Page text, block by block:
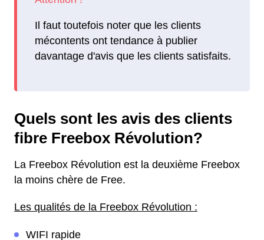
Il faut toutefois noter que les clients
mécontents ont tendance à publier
davantage d'avis que les clients satisfaits.
Quels sont les avis des clients
fibre Freebox Révolution?
La Freebox Révolution est la deuxième Freebox
la moins chère de Free.
Les qualités de la Freebox Révolution :
WIFI rapide